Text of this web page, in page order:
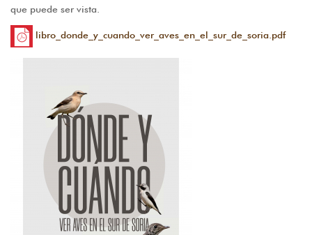
que puede ser vista.
libro_donde_y_cuando_ver_aves_en_el_sur_de_soria.pdf